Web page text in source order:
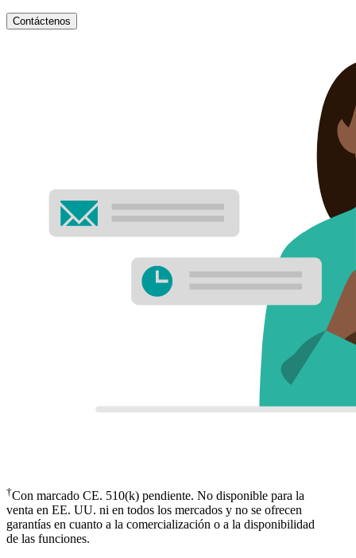
Contáctenos
†Con marcado CE. 510(k) pendiente. No disponible para la
venta en EE. UU. ni en todos los mercados y no se ofrecen
garantías en cuanto a la comercialización o a la disponibilidad
de las funciones.